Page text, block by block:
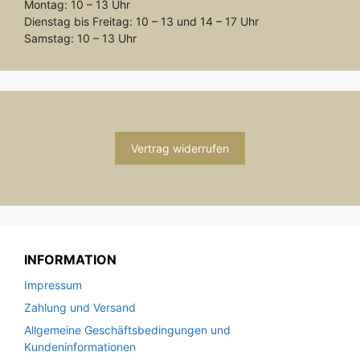
Montag: 10 – 13 Uhr
Dienstag bis Freitag: 10 – 13 und 14 – 17 Uhr
Samstag: 10 – 13 Uhr
Vertrag widerrufen
INFORMATION
Impressum
Zahlung und Versand
Allgemeine Geschäftsbedingungen und
Kundeninformationen